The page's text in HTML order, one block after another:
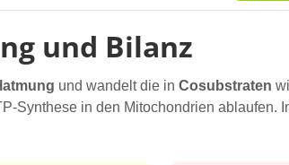
und Bilanz
und wandelt die in Cosubstraten
Synthese in den Mitochondrien ablaufen.